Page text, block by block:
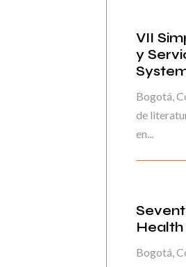
VII
y
Bogotá,
de
en...
Health
Bogotá,